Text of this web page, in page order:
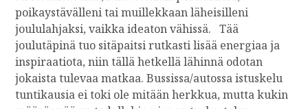
poikaystävälleni tai muillekkaan läheisilleni
joululahjaksi, vaikka ideaton vähissä. Tää
joulutäpinä tuo sitäpaitsi rutkasti lisää energiaa ja
inspiraatiota, niin tällä hetkellä lähinnä odotan
jokaista tulevaa matkaa. Bussissa/autossa istuskelu
tuntikausia ei toki ole mitään herkkua, mutta kukin